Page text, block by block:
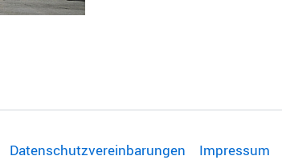
Datenschutzvereinbarungen Impressum